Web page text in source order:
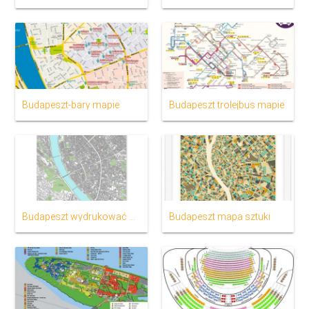
Budapeszt-bary mapie Budapeszt trolejbus mapie
Budapeszt wydrukować mapę Budapeszt mapa sztuki